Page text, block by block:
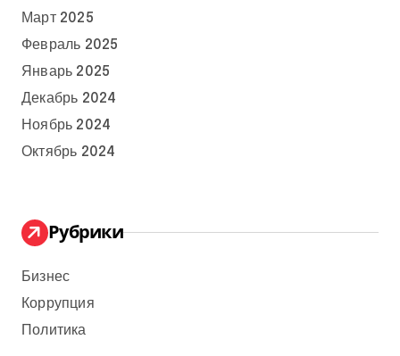
Март 2025
Февраль 2025
Январь 2025
Декабрь 2024
Ноябрь 2024
Октябрь 2024
Рубрики
Бизнес
Коррупция
Политика